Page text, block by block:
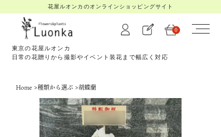
花屋ルオンカのオンラインショッピングサイト
東京の花屋ルオンカ
日常の花贈りから撮影やイベント装花まで幅広く対応
0
Home >種類から選ぶ >胡蝶蘭